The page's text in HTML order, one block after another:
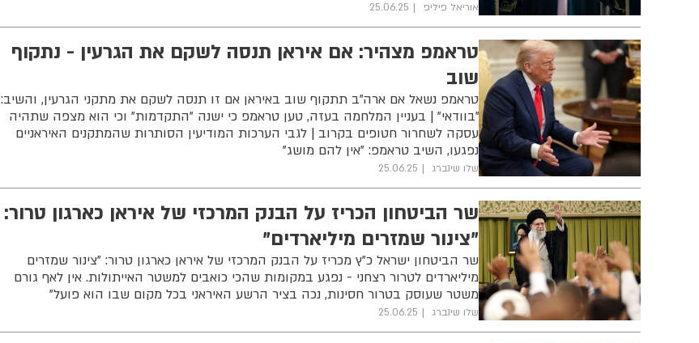
אוריאל פיליפ 25.06.25
טראמפ מצהיר: אם איראן תנסה לשקם את הגרעין - נתקוף
שוב
טראמפ נשאל אם ארה"ב תתקוף שוב באיראן אם זו תנסה לשקם את מתקני הגרעין, והשיב:
"בוודאי" | בעניין המלחמה בעזה, טען טראמפ כי ישנה "התקדמות" וכי הוא מצפה שתהיה
עסקה לשחרור חטופים בקרוב | לגבי הערכות המודיעין הסותרות שהמתקנים האיראניים
נפגעו, השיב טראמפ: "אין להם מושג"
שלו שינברג 25.06.25
שר הביטחון הכריז על הבנק המרכזי של איראן כארגון טרור:
"צינור שמזרים מיליארדים"
שר הביטחון ישראל כ"ץ מכריז על הבנק המרכזי של איראן כארגון טרור: "צינור שמזרים
מיליארדים לטרור רצחני - נפגע במקומות שהכי כואבים למשטר האייתולות. אין לאף גורם
משטר שעוסק בטרור חסינות, נכה בציר הרשע האיראני בכל מקום שבו הוא פועל"
שלו שינברג 25.06.25